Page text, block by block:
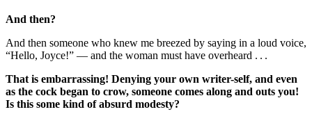
And then?
And then someone who knew me breezed by saying in a loud voice,
“Hello, Joyce!” — and the woman must have overheard . . .
That is embarrassing! Denying your own writer-self, and even
as the cock began to crow, someone comes along and outs you!
Is this some kind of absurd modesty?